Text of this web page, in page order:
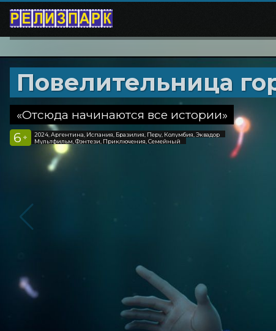
Повелительница
«Отсюда начинаются все истории»
6 +
2024, Аргентина, Испания, Бразилия, Перу, Колумбия, Эквадор
Мультфильм, Фэнтези, Приключения, Семейный